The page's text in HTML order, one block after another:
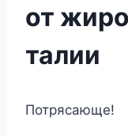
от
талии
Потрясающе!